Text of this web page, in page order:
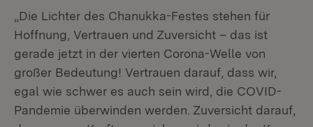
„Die Lichter des Chanukka-Festes stehen für
Hoffnung, Vertrauen und Zuversicht – das ist
gerade jetzt in der vierten Corona-Welle von
großer Bedeutung! Vertrauen darauf, dass wir,
egal wie schwer es auch sein wird, die COVID-
Pandemie überwinden werden. Zuversicht darauf,